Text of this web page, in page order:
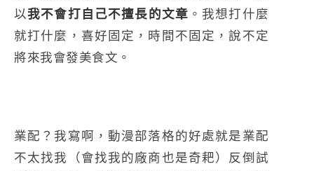
以我不會打自己不擅長的文章 。我想打什麼
就打什麼，喜好固定，時間不固定，說不定
將來我會發美食文。
業配？我寫啊，動漫部落格的好處就是業配
不太找我（會找我的廠商也是奇耙）反倒試